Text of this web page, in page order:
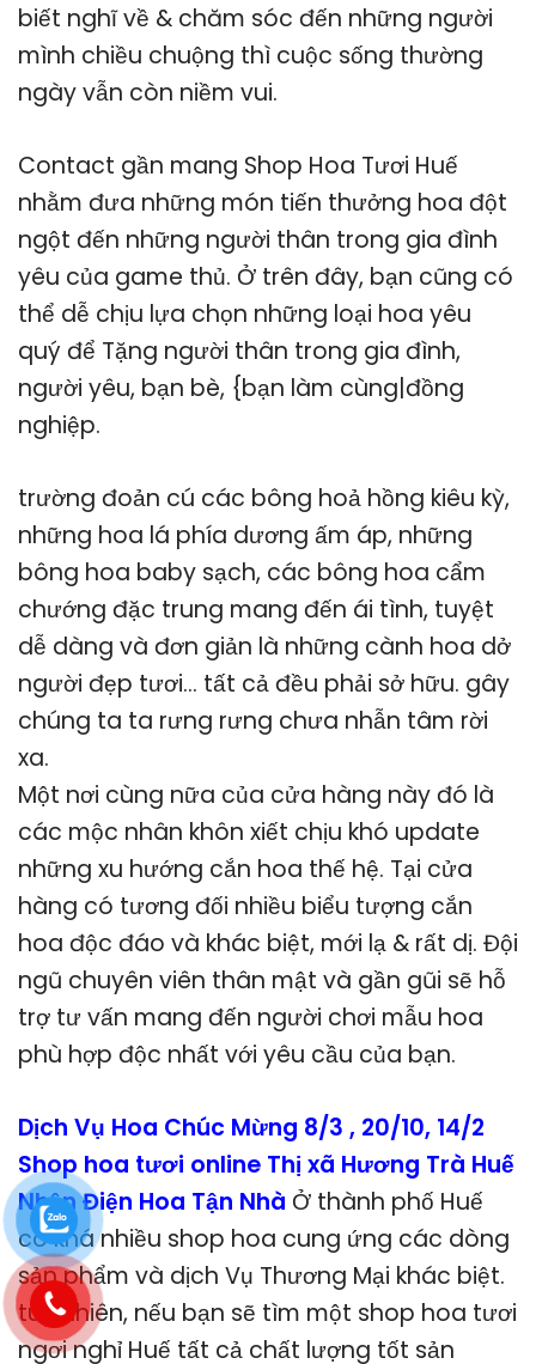
biết nghĩ về & chăm sóc đến những người
mình chiều chuộng thì cuộc sống thường
ngày vẫn còn niềm vui.
Contact gần mang Shop Hoa Tươi Huế
nhằm đưa những món tiến thưởng hoa đột
ngột đến những người thân trong gia đình
yêu của game thủ. Ở trên đây, bạn cũng có
thể dễ chịu lựa chọn những loại hoa yêu
quý để Tặng người thân trong gia đình,
người yêu, bạn bè, {bạn làm cùng|đồng
nghiệp.
trường đoản cú các bông hoả hồng kiêu kỳ,
những hoa lá phía dương ấm áp, những
bông hoa baby sạch, các bông hoa cẩm
chướng đặc trung mang đến ái tình, tuyệt
dễ dàng và đơn giản là những cành hoa dở
người đẹp tươi… tất cả đều phải sở hữu. gây
chúng ta ta rưng rưng chưa nhẫn tâm rời
xa.
Một nơi cùng nữa của cửa hàng này đó là
các mộc nhân khôn xiết chịu khó update
những xu hướng cắn hoa thế hệ. Tại cửa
hàng có tương đối nhiều biểu tượng cắn
hoa độc đáo và khác biệt, mới lạ & rất dị. Đội
ngũ chuyên viên thân mật và gần gũi sẽ hỗ
trợ tư vấn mang đến người chơi mẫu hoa
phù hợp độc nhất với yêu cầu của bạn.
Dịch Vụ Hoa Chúc Mừng 8/3 , 20/10, 14/2
Shop hoa tươi online Thị xã Hương Trà Huế
Nhận Điện Hoa Tận Nhà Ở thành phố Huế
có khá nhiều shop hoa cung ứng các dòng
sản phẩm và dịch Vụ Thương Mại khác biệt.
tuy nhiên, nếu bạn sẽ tìm một shop hoa tươi
ngơi nghỉ Huế tất cả chất lượng tốt sản